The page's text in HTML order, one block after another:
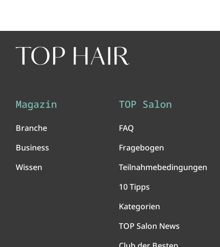
Magazin
Branche
Business
Wissen
TOP Salon
FAQ
Fragebogen
Teilnahmebedingungen
10 Tipps
Kategorien
TOP Salon News